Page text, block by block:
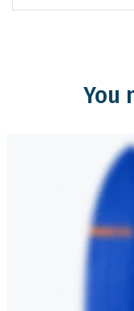
You